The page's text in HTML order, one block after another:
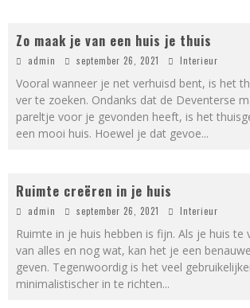
Zo maak je van een huis je thuis
admin september 26, 2021 Interieur
Vooral wanneer je net verhuisd bent, is het
ver te zoeken. Ondanks dat de Deventerse
pareltje voor je gevonden heeft, is het
een mooi huis. Hoewel je dat gevoe...
Ruimte creëren in je huis
admin september 26, 2021 Interieur
Ruimte in je huis hebben is fijn. Als je huis
van alles en nog wat, kan het je een
geven. Tegenwoordig is het veel
minimalistischer in te richten...